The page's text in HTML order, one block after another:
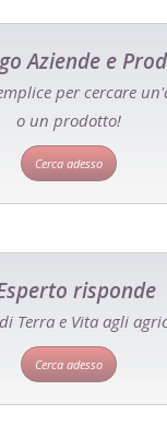
Aziende e
per cercare
o un prodotto!
Cerca adesso
risponde
Terra e Vita agli
Cerca adesso